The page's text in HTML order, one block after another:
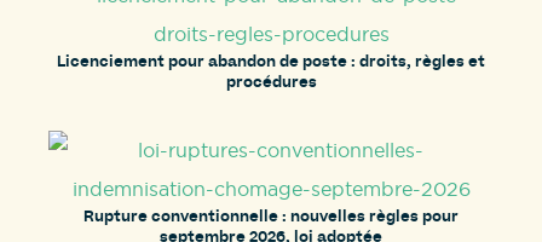
Licenciement pour abandon de poste : droits, règles et
procédures
Rupture conventionnelle : nouvelles règles pour
septembre 2026, loi adoptée